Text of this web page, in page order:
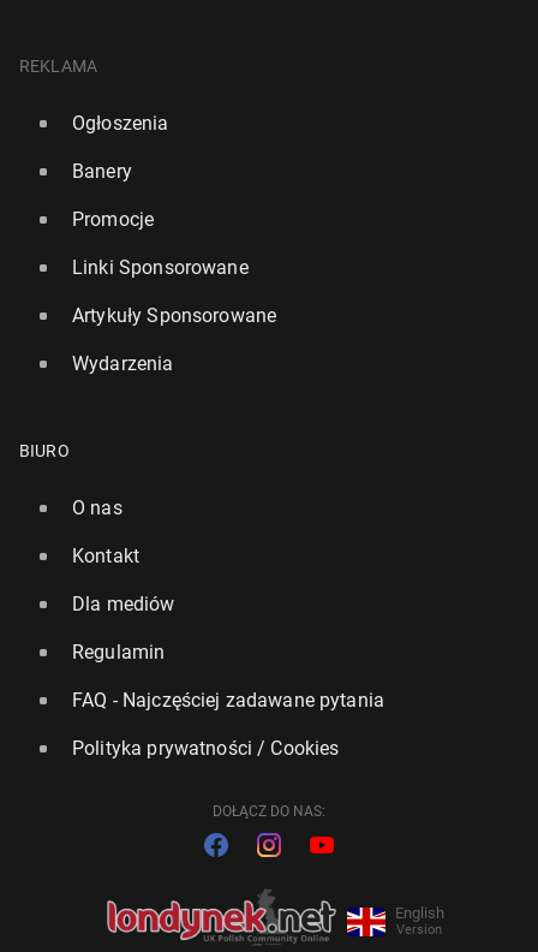
REKLAMA
Ogłoszenia
Banery
Promocje
Linki Sponsorowane
Artykuły Sponsorowane
Wydarzenia
BIURO
O nas
Kontakt
Dla mediów
Regulamin
FAQ - Najczęściej zadawane pytania
Polityka prywatności / Cookies
DOŁĄCZ DO NAS:
English
Version